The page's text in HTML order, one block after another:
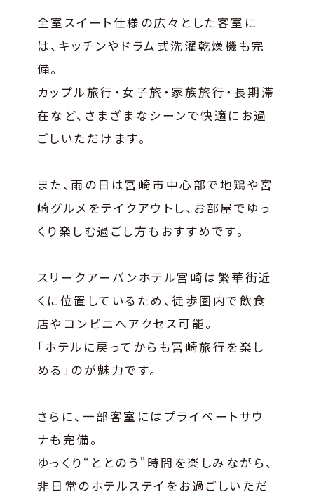
全室スイート仕様の広々とした客室に
は、キッチンやドラム式洗濯乾燥機も完
備。
カップル旅行・女子旅・家族旅行・長期滞
在など、さまざまなシーンで快適にお過
ごしいただけます。
また、雨の日は宮崎市中心部で地鶏や宮
崎グルメをテイクアウトし、お部屋でゆっ
くり楽しむ過ごし方もおすすめです。
スリークアーバンホテル宮崎は繁華街近
くに位置しているため、徒歩圏内で飲食
店やコンビニへアクセス可能。
「ホテルに戻ってからも宮崎旅行を楽し
める」のが魅力です。
さらに、一部客室にはプライベートサウ
ナも完備。
ゆっくり“ととのう”時間を楽しみながら、
非日常のホテルステイをお過ごしいただ